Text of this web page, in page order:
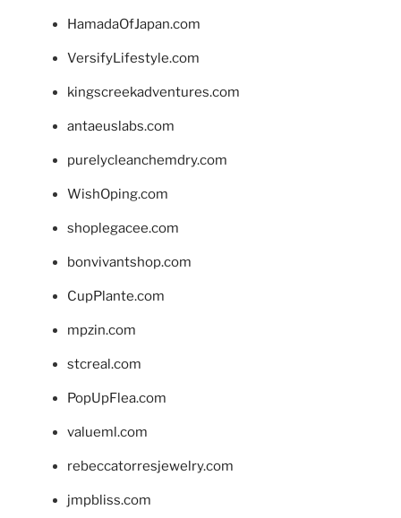
HamadaOfJapan.com
VersifyLifestyle.com
kingscreekadventures.com
antaeuslabs.com
purelycleanchemdry.com
WishOping.com
shoplegacee.com
bonvivantshop.com
CupPlante.com
mpzin.com
stcreal.com
PopUpFlea.com
valueml.com
rebeccatorresjewelry.com
jmpbliss.com